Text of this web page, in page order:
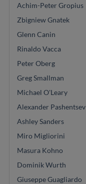
Achim-Peter Gropius
Zbigniew Gnatek
Glenn Canin
Rinaldo Vacca
Peter Oberg
Greg Smallman
Michael O'Leary
Alexander Pashentsev
Ashley Sanders
Miro Migliorini
Masura Kohno
Dominik Wurth
Giuseppe Guagliardo